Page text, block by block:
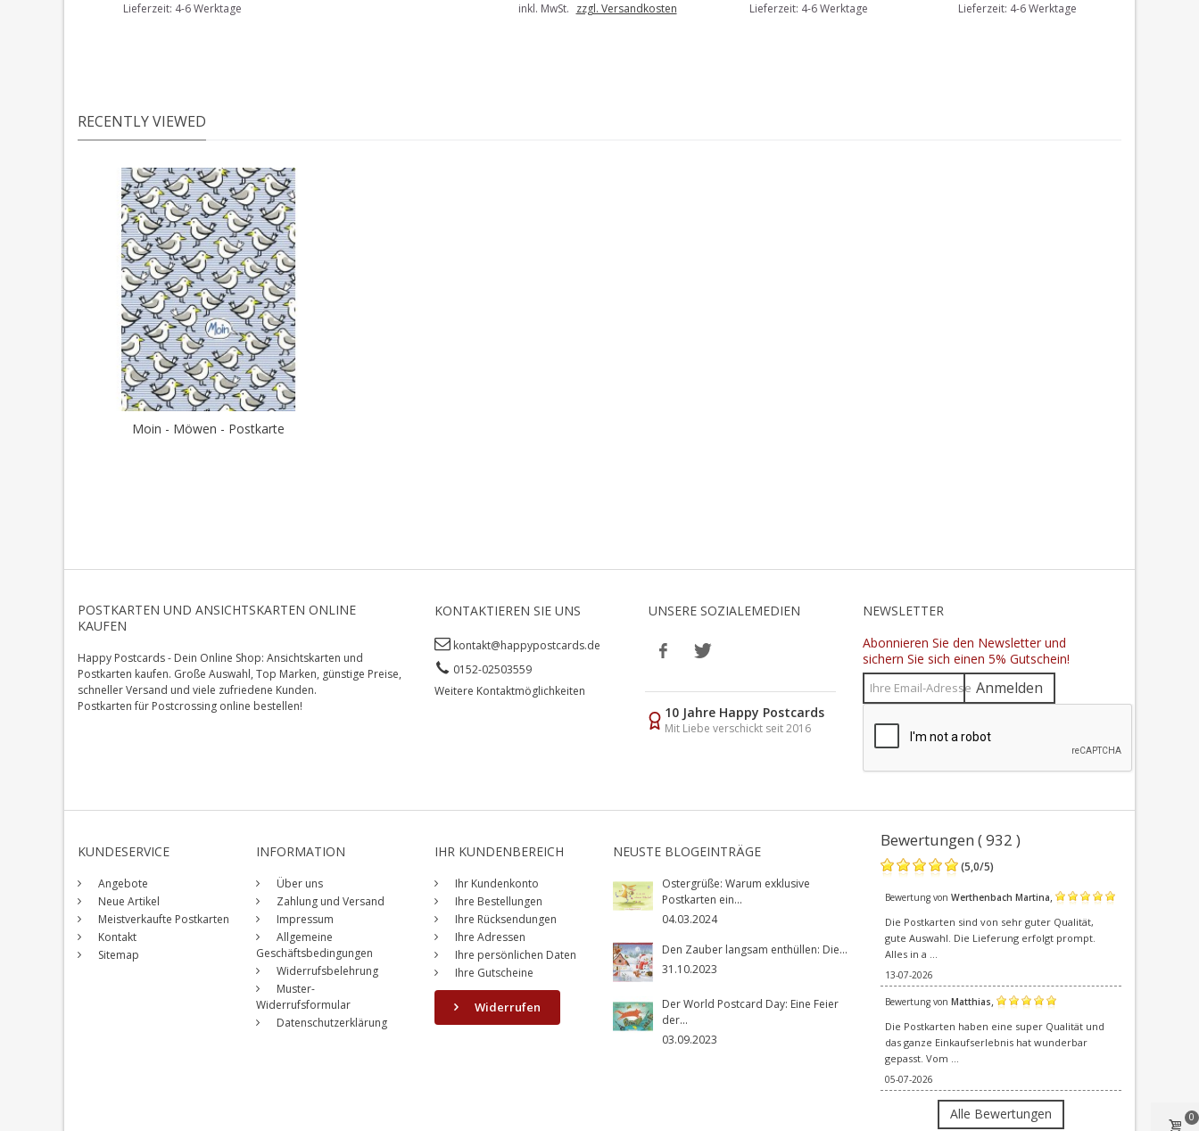
Lieferzeit: 4-6 Werktage
inkl. MwSt. zzgl. Versandkosten
Lieferzeit: 4-6 Werktage
Lieferzeit: 4-6 Werktage
RECENTLY VIEWED
Moin - Möwen - Postkarte
POSTKARTEN UND ANSICHTSKARTEN ONLINE
KAUFEN
Happy Postcards - Dein Online Shop: Ansichtskarten und
Postkarten kaufen. Große Auswahl, Top Marken, günstige Preise,
schneller Versand und viele zufriedene Kunden.
Postkarten für Postcrossing online bestellen!
KONTAKTIEREN SIE UNS
kontakt@happypostcards.de
0152-02503559
Weitere Kontaktmöglichkeiten
UNSERE SOZIALEMEDIEN
10 Jahre Happy Postcards
Mit Liebe verschickt seit 2016
NEWSLETTER
Abonnieren Sie den Newsletter und
sichern Sie sich einen 5% Gutschein!
Anmelden
KUNDESERVICE
Angebote
Neue Artikel
Meistverkaufte Postkarten
Kontakt
Sitemap
INFORMATION
Über uns
Zahlung und Versand
Impressum
Allgemeine
Geschäftsbedingungen
Widerrufsbelehrung
Muster-
Widerrufsformular
Datenschutzerklärung
IHR KUNDENBEREICH
Ihr Kundenkonto
Ihre Bestellungen
Ihre Rücksendungen
Ihre Adressen
Ihre persönlichen Daten
Ihre Gutscheine
Widerrufen
NEUSTE BLOGEINTRÄGE
Ostergrüße: Warum exklusive
Postkarten ein...
04.03.2024
Den Zauber langsam enthüllen: Die...
31.10.2023
Der World Postcard Day: Eine Feier
der...
03.09.2023
Bewertungen ( 932 )
(5,0/5)
Bewertung von Werthenbach Martina,
Die Postkarten sind von sehr guter Qualität,
gute Auswahl. Die Lieferung erfolgt prompt.
Alles in a ...
13-07-2026
Bewertung von Matthias,
Die Postkarten haben eine super Qualität und
das ganze Einkaufserlebnis hat wunderbar
gepasst. Vom ...
05-07-2026
Alle Bewertungen 0